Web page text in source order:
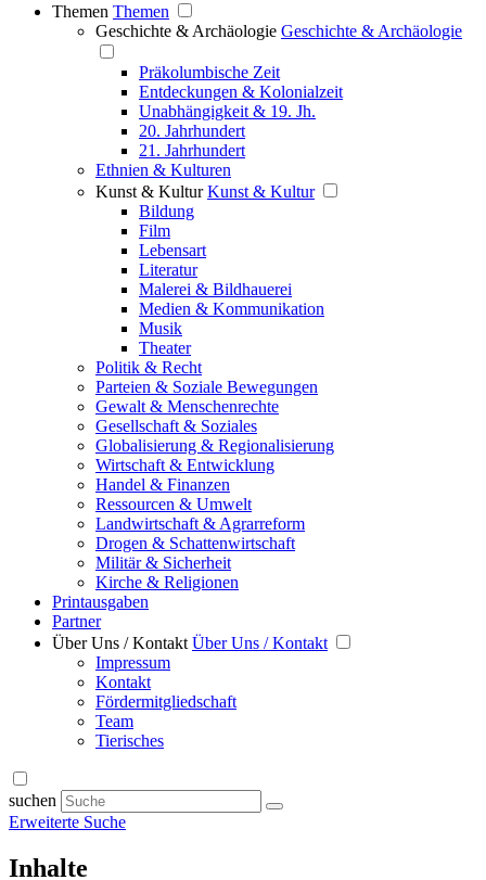
Themen Themen
Geschichte & Archäologie Geschichte & Archäologie
Präkolumbische Zeit
Entdeckungen & Kolonialzeit
Unabhängigkeit & 19. Jh.
20. Jahrhundert
21. Jahrhundert
Ethnien & Kulturen
Kunst & Kultur Kunst & Kultur
Bildung
Film
Lebensart
Literatur
Malerei & Bildhauerei
Medien & Kommunikation
Musik
Theater
Politik & Recht
Parteien & Soziale Bewegungen
Gewalt & Menschenrechte
Gesellschaft & Soziales
Globalisierung & Regionalisierung
Wirtschaft & Entwicklung
Handel & Finanzen
Ressourcen & Umwelt
Landwirtschaft & Agrarreform
Drogen & Schattenwirtschaft
Militär & Sicherheit
Kirche & Religionen
Printausgaben
Partner
Über Uns / Kontakt Über Uns / Kontakt
Impressum
Kontakt
Fördermitgliedschaft
Team
Tierisches
suchen
Erweiterte Suche
Inhalte